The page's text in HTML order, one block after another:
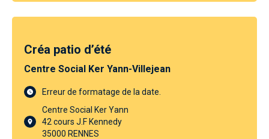
Créa patio d’été
Centre Social Ker Yann-Villejean
Erreur de formatage de la date.
Centre Social Ker Yann
42 cours J.F Kennedy
35000 RENNES